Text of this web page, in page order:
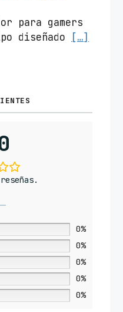
para gamers
diseñado
[…]
0%
0%
0%
0%
0%